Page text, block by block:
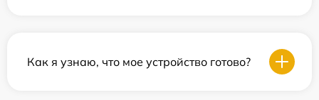
Как я узнаю, что мое устройство готово?